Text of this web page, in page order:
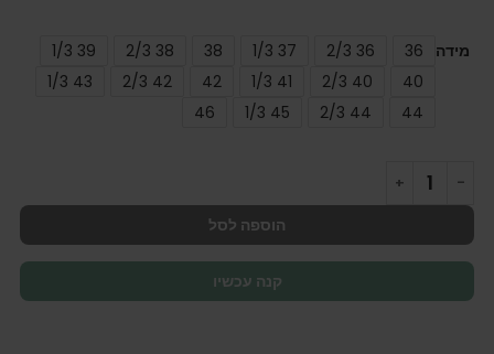
מידה 36
36 2/3
37 1/3
38
38 2/3
39 1/3
40
40 2/3
41 1/3
42
42 2/3
43 1/3
44
44 2/3
45 1/3
46
הוספה לסל
קנה עכשיו